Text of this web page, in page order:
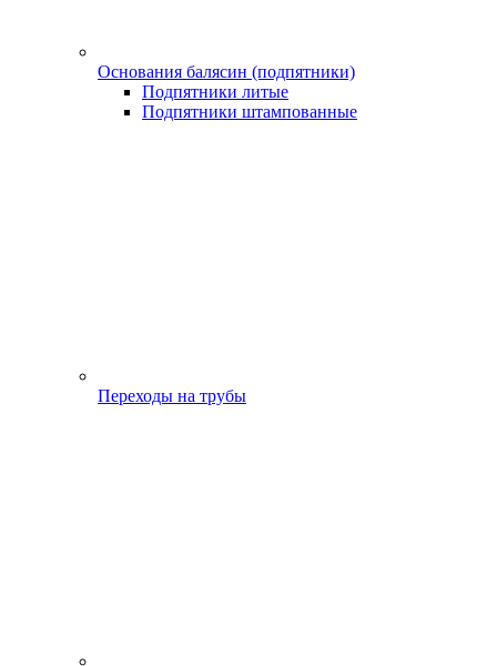
Основания балясин (подпятники)
Подпятники литые
Подпятники штампованные
Переходы на трубы